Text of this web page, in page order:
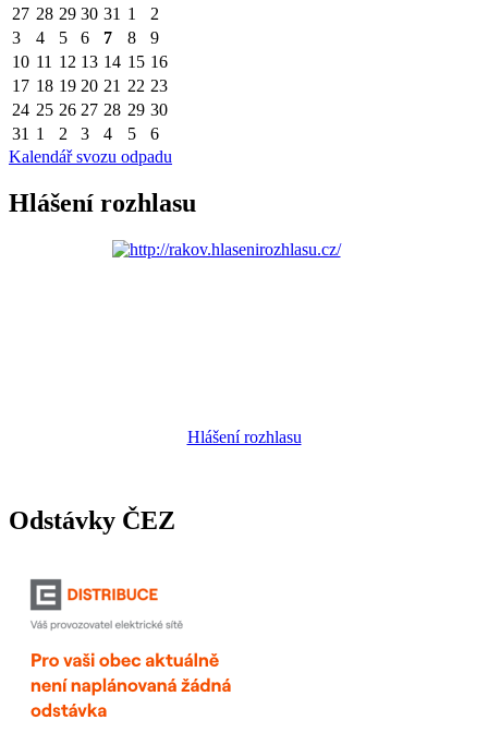
27 28 29 30 31 1
2
3
4 5 6 7 8
9
10 11 12 13 14 15 16
17 18 19 20 21 22 23
24 25 26 27 28 29 30
31 1 2 3 4 5
6
Kalendář svozu odpadu
Hlášení rozhlasu
Hlášení rozhlasu
Odstávky ČEZ